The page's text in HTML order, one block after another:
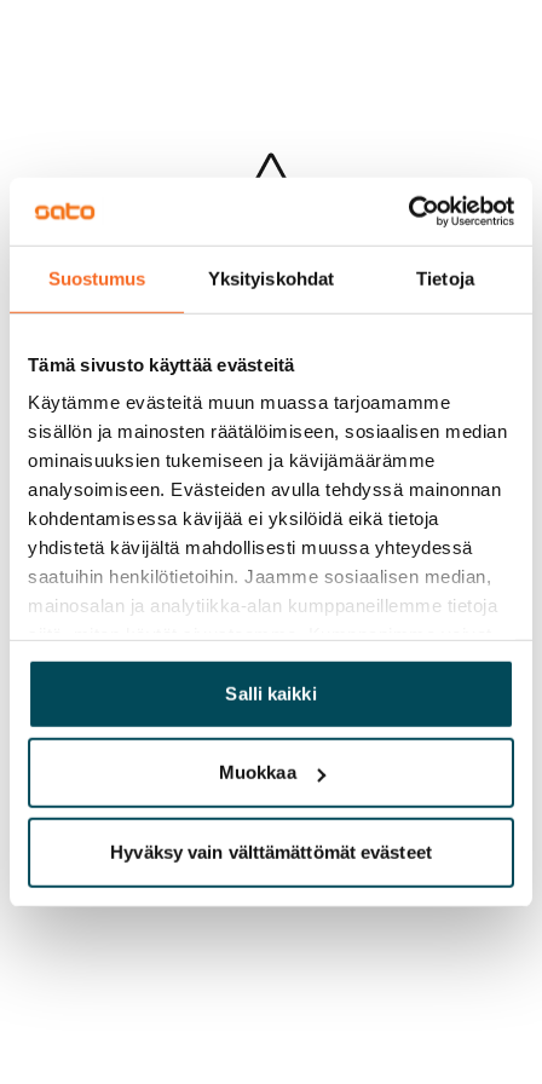
Suostumus Yksityiskohdat Tietoja
Tämä sivusto käyttää evästeitä
Käytämme evästeitä muun muassa tarjoamamme
sisällön ja mainosten räätälöimiseen, sosiaalisen median
ominaisuuksien tukemiseen ja kävijämäärämme
analysoimiseen. Evästeiden avulla tehdyssä mainonnan
kohdentamisessa kävijää ei yksilöidä eikä tietoja
yhdistetä kävijältä mahdollisesti muussa yhteydessä
saatuihin henkilötietoihin. Jaamme sosiaalisen median,
mainosalan ja analytiikka-alan kumppaneillemme tietoja
yhdistää näitä tietoja muihin tietoihin, joita olet antanut
heille tai joita on kerätty, kun olet käyttänyt heidän
palvelujaan.
Salli kaikki
Muokkaa
Hyväksy vain välttämättömät evästeet
Hups...
Jotakin meni pieleen sivun lataamisessa